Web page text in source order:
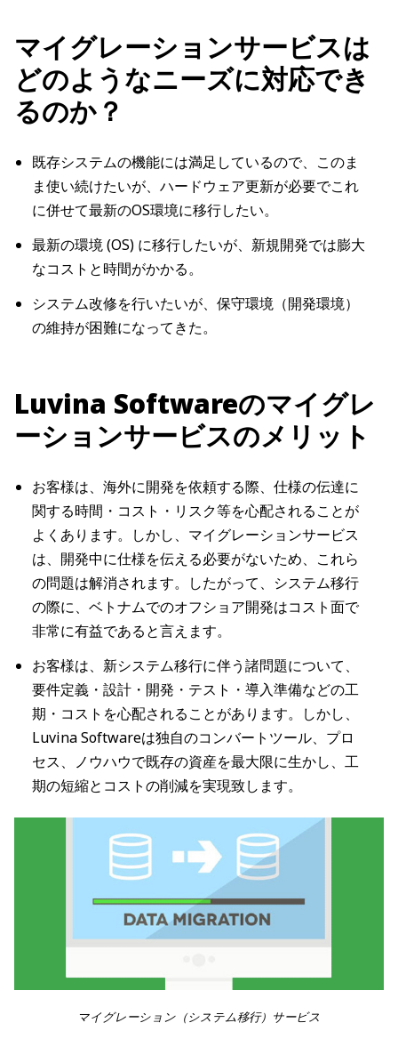
マイグレーションサービスは
どのようなニーズに対応でき
るのか？
既存システムの機能には満足しているので、このま
ま使い続けたいが、ハードウェア更新が必要でこれ
に併せて最新のOS環境に移行したい。
最新の環境 (OS) に移行したいが、新規開発では膨大
なコストと時間がかかる。
システム改修を行いたいが、保守環境（開発環境）
の維持が困難になってきた。
Luvina Softwareのマイグレ
ーションサービスのメリット
お客様は、海外に開発を依頼する際、仕様の伝達に
関する時間・コスト・リスク等を心配されることが
よくあります。しかし、マイグレーションサービス
は、開発中に仕様を伝える必要がないため、これら
の問題は解消されます。したがって、システム移行
の際に、ベトナムでのオフショア開発はコスト面で
非常に有益であると言えます。
お客様は、新システム移行に伴う諸問題について、
要件定義・設計・開発・テスト・導入準備などの工
期・コストを心配されることがあります。しかし、
Luvina Softwareは独自のコンバートツール、プロ
セス、ノウハウで既存の資産を最大限に生かし、工
期の短縮とコストの削減を実現致します。
マイグレーション（システム移行）サービス